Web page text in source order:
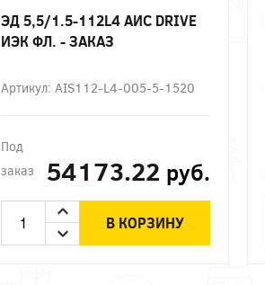
ЭД 5,5/1.5-112L4 АИС DRIVE
ИЭК ФЛ. - ЗАКАЗ
Артикул: AIS112-L4-005-5-1520
Под
заказ
54173.22 руб.
В КОРЗИНУ